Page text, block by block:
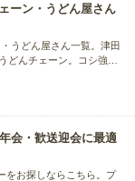
ーン・うどん屋さん
うどん屋さん一覧。津田
どんチェーン。コシ強く
す。各店舗で手打ち麺
も豊富。気軽に本格讃
会・歓送迎会に最適
をお探しならこちら。プ